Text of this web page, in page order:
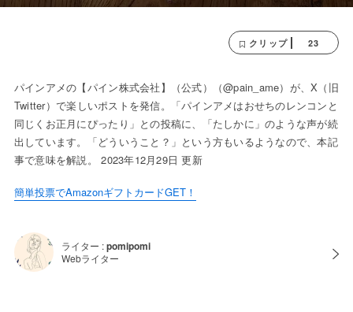
クリップ 23
パインアメの【パイン株式会社】（公式）（@pain_ame）が、X（旧
Twitter）で楽しいポストを発信。「パインアメはおせちのレンコンと
同じくお正月にぴったり」との投稿に、「たしかに」のような声が続
出しています。「どういうこと？」という方もいるようなので、本記
事で意味を解説。 2023年12月29日 更新
簡単投票でAmazonギフトカードGET！
ライター :pomipomi
Webライター